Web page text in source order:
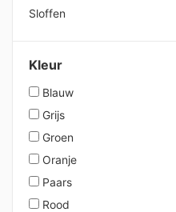
Sloffen
Kleur
Blauw
Grijs
Groen
Oranje
Paars
Rood